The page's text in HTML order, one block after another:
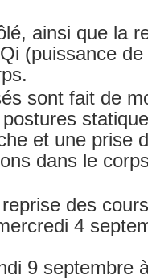
ainsi que la
(puissance de
sont fait de
et une prise
dans le
des cours
4
9 septembre